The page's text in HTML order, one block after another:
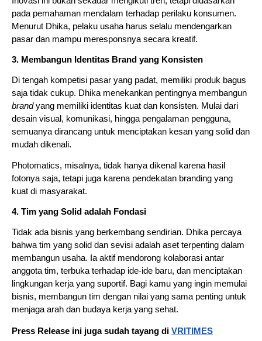
pada pemahaman mendalam terhadap perilaku konsumen.
Menurut Dhika, pelaku usaha harus selalu mendengarkan
pasar dan mampu meresponsnya secara kreatif.
3. Membangun Identitas Brand yang Konsisten
Di tengah kompetisi pasar yang padat, memiliki produk bagus
saja tidak cukup. Dhika menekankan pentingnya membangun
brandyang memiliki identitas kuat dan konsisten. Mulai dari
desain visual, komunikasi, hingga pengalaman pengguna,
semuanya dirancang untuk menciptakan kesan yang solid dan
mudah dikenali.
Photomatics, misalnya, tidak hanya dikenal karena hasil
fotonya saja, tetapi juga karena pendekatan branding yang
kuat di masyarakat.
4. Tim yang Solid adalah Fondasi
Tidak ada bisnis yang berkembang sendirian. Dhika percaya
bahwa tim yang solid dan sevisi adalah aset terpenting dalam
membangun usaha. Ia aktif mendorong kolaborasi antar
anggota tim, terbuka terhadap ide-ide baru, dan menciptakan
lingkungan kerja yang suportif. Bagi kamu yang ingin memulai
bisnis, membangun tim dengan nilai yang sama penting untuk
menjaga arah dan budaya kerja yang sehat.
Press Release ini juga sudah tayang di VRITIMES